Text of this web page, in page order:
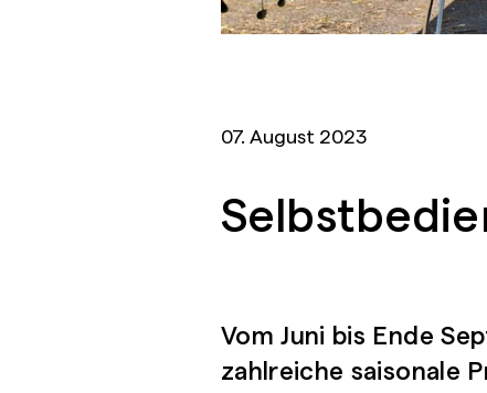
07. August 2023
Vom Juni bis Ende
zahlreiche saisonale